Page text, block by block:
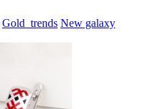
Gold_trends New galaxy